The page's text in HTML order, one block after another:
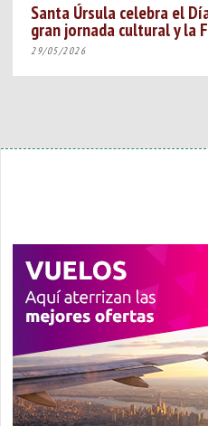
Santa Úrsula celebra el
gran jornada cultural y la
29/05/2026